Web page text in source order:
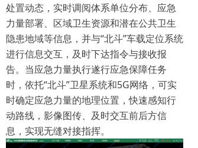
处置动态，实时调阅体系单位分布、应急
力量部署、区域卫生资源和潜在公共卫生
隐患地域等信息，并与“北斗”车载定位系统
进行信息交互，及时下达指令与接收报
告。当应急力量执行遂行应急保障任务
时，依托“北斗”卫星系统和5G网络，可实
时确定应急力量的地理位置，快速感知行
动路线，影像图传、及时交互前后方信
息，实现无缝对接指挥。